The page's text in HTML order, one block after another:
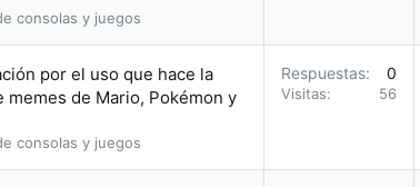
consolas y juegos
por el uso que hace la
de Mario, Pokémon y
consolas y juegos
Respuestas 0
Visitas 56